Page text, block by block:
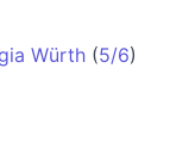
Würth (5/6)